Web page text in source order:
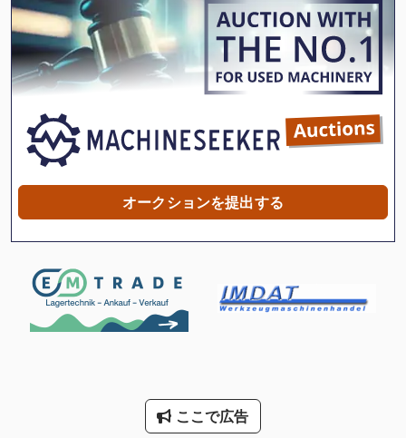
Kgs 1670
Kx 019-4
Ls 703
Na 3000
Ng 200
X 線 装置
その他 の アクセサリー
コンテナ
オークションを提出する
ここで広告